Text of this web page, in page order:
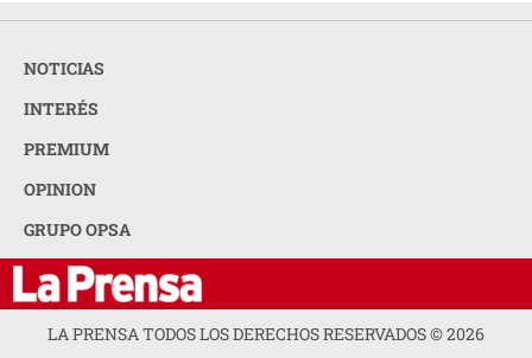
NOTICIAS
INTERÉS
PREMIUM
OPINION
GRUPO OPSA
LA PRENSA TODOS LOS DERECHOS RESERVADOS ©2026